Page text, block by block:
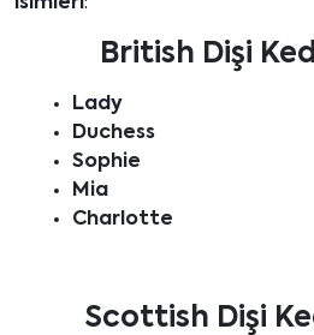
isimleri:
British Dişi
Lady
Duchess
Sophie
Mia
Charlotte
Scottish Dişi